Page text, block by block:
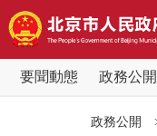
要聞動態 政務公開
政務公開